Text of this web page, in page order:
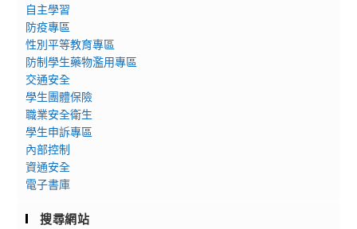
自主學習
防疫專區
性別平等教育專區
防制學生藥物濫用專區
交通安全
學生團體保險
職業安全衛生
學生申訴專區
內部控制
資通安全
電子書庫
搜尋網站